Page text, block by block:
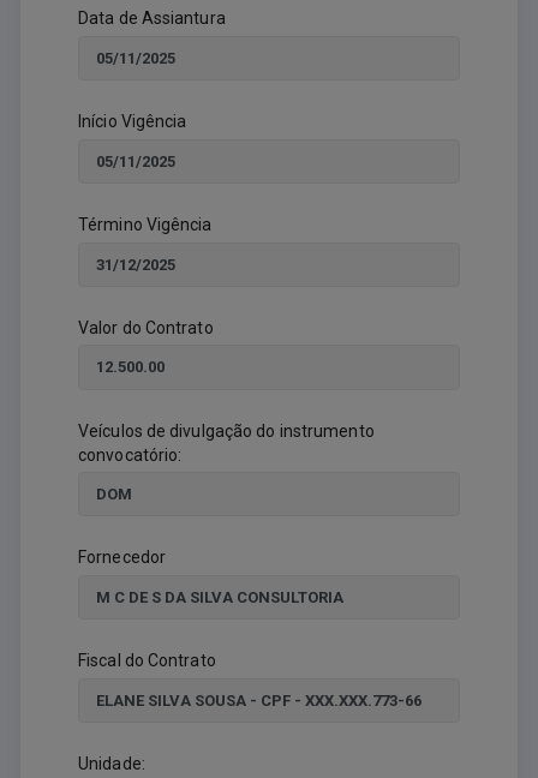
Data de Assiantura
Início Vigência
Término Vigência
Valor do Contrato
Veículos de divulgação do instrumento
convocatório:
Fornecedor
Fiscal do Contrato
Unidade: